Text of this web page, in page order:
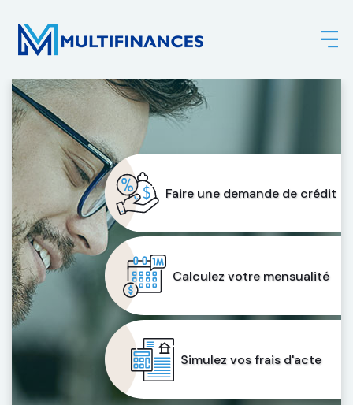
Faire une demande de crédit
Calculez votre mensualité
Simulez vos frais d'acte